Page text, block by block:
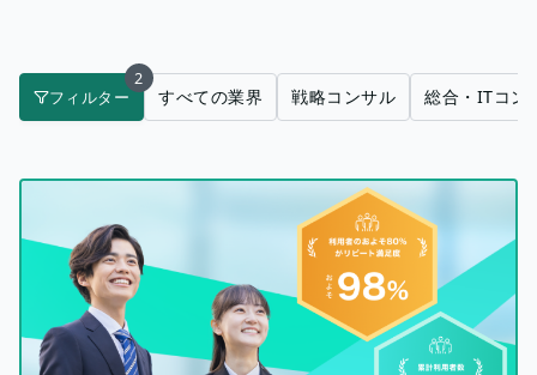
フィルター
2
すべての業界 戦略コンサル 総合・ITコン